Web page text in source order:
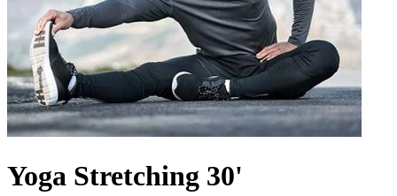
Yoga Stretching 30'